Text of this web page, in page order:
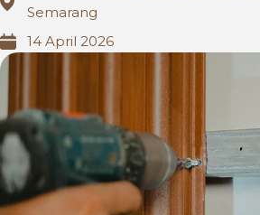
Semarang
14 April 2026